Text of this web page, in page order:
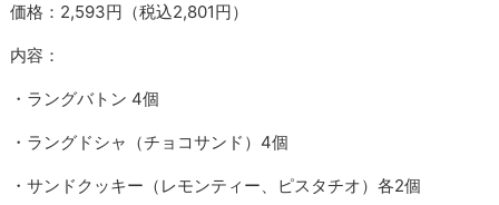
価格：2,593円（税込2,801円）
内容：
・ラングバトン 4個
・ラングドシャ（チョコサンド）4個
・サンドクッキー（レモンティー、ピスタチオ）各2個